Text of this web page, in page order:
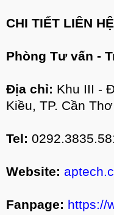
CHI TIẾT LIÊN
Phòng Tư vấn -
Địa chỉ: Khu III -
Kiều, TP. Cần Thơ
Tel:
Website:
Fanpage: https://